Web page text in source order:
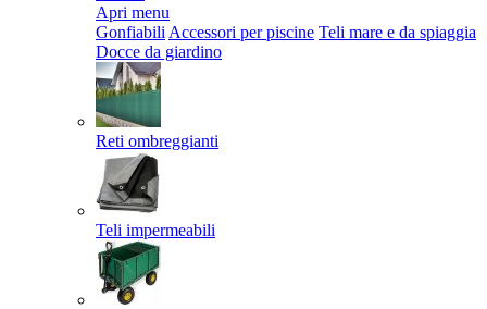
Apri menu
Gonfiabili Accessori per piscine Teli mare e da spiaggia
Docce da giardino
Reti ombreggianti
Teli impermeabili